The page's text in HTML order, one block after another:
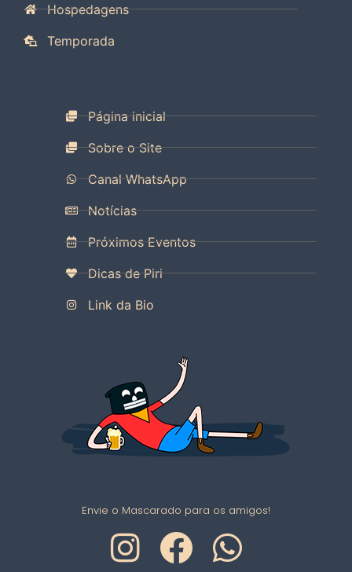
Hospedagens
Temporada
Página inicial
Sobre o Site
Canal WhatsApp
Notícias
Próximos Eventos
Dicas de Piri
Link da Bio
Envie o Mascarado para os amigos!